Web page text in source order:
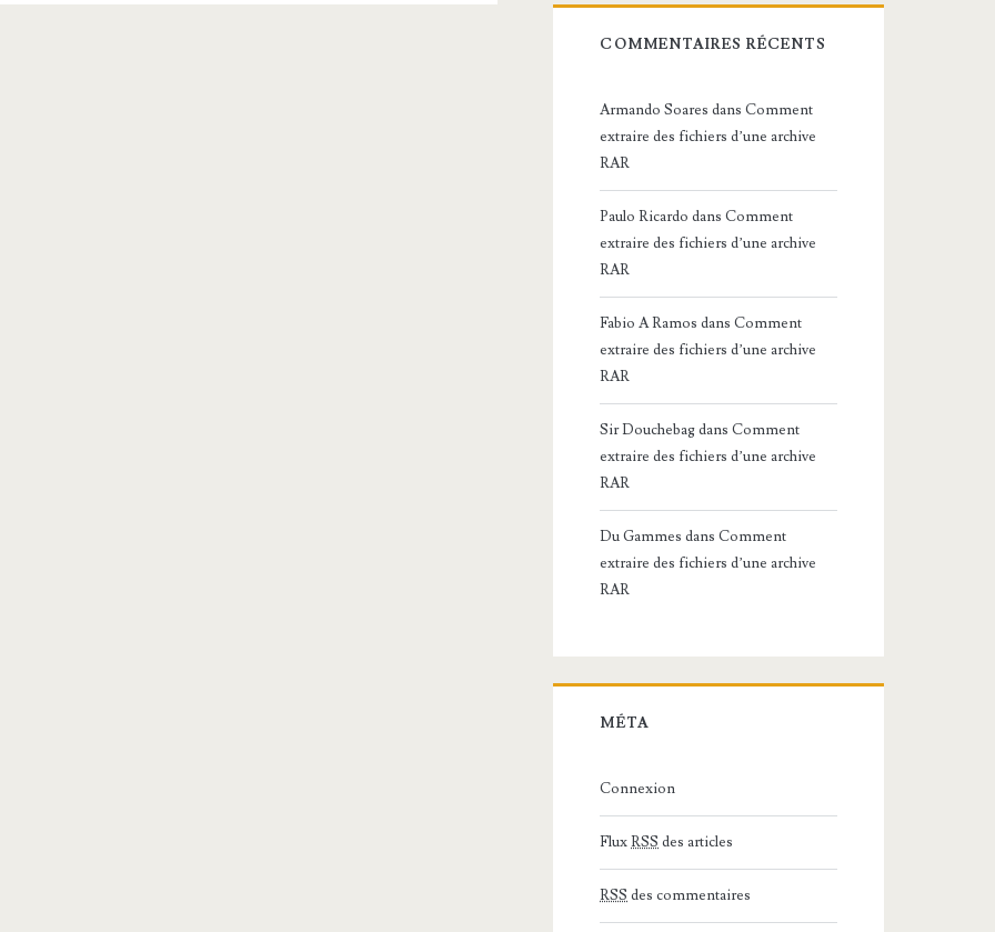
COMMENTAIRES RÉCENTS
Armando Soares dansComment
extraire des fichiers d’une archive
RAR
Paulo Ricardo dansComment
extraire des fichiers d’une archive
RAR
Fabio A Ramos dansComment
extraire des fichiers d’une archive
RAR
Sir DouchebagdansComment
extraire des fichiers d’une archive
RAR
Du Gammes dansComment
extraire des fichiers d’une archive
RAR
MÉTA
Connexion
FluxRSS des articles
RSS des commentaires